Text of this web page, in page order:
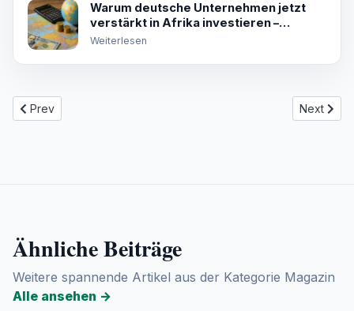
Warum deutsche Unternehmen jetzt
verstärkt in Afrika investieren –
Chancen und Risiken im Check
Weiterlesen
Previous article: Südafrika | Irma Stern in Berlin: Zwischen
Prev Next
Next
Ähnliche Beiträge
Weitere spannende Artikel aus der Kategorie Magazin
Alle ansehen →